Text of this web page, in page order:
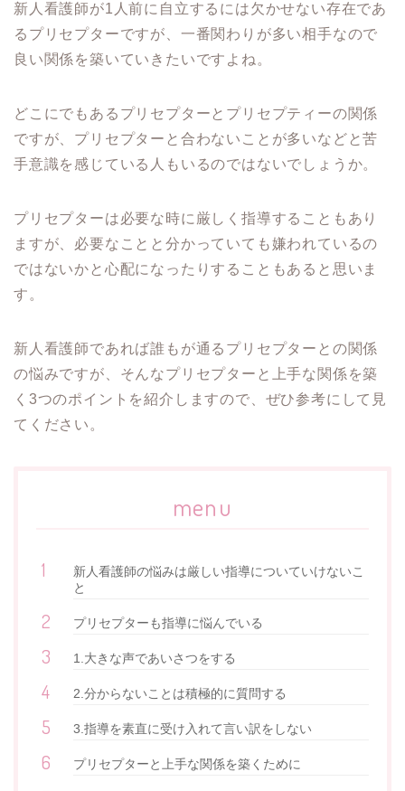
新人看護師が1人前に自立するには欠かせない存在であ
るプリセプターですが、一番関わりが多い相手なので
良い関係を築いていきたいですよね。
どこにでもあるプリセプターとプリセプティーの関係
ですが、プリセプターと合わないことが多いなどと苦
手意識を感じている人もいるのではないでしょうか。
プリセプターは必要な時に厳しく指導することもあり
ますが、必要なことと分かっていても嫌われているの
ではないかと心配になったりすることもあると思いま
す。
新人看護師であれば誰もが通るプリセプターとの関係
の悩みですが、そんなプリセプターと上手な関係を築
く3つのポイントを紹介しますので、ぜひ参考にして見
てください。
menu
新人看護師の悩みは厳しい指導についていけないこ
と
プリセプターも指導に悩んでいる
1.大きな声であいさつをする
2.分からないことは積極的に質問する
3.指導を素直に受け入れて言い訳をしない
プリセプターと上手な関係を築くために